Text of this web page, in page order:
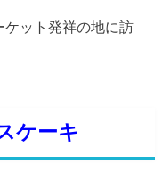
ケット発祥の地に訪
ケーキ